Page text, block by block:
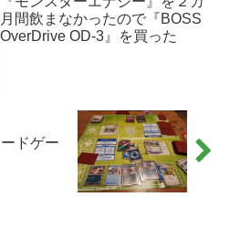
月間飲まなかったので『BOSS
OverDrive OD-3』を買った
ドゲー